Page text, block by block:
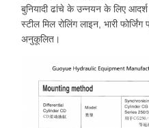
बुनियादी ढांचे के उन्नयन के लिए
स्टील मिल रोलिंग लाइन, भारी
अनुकूलित।